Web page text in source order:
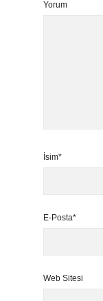
Yorum
İsim*
E-Posta*
Web Sitesi